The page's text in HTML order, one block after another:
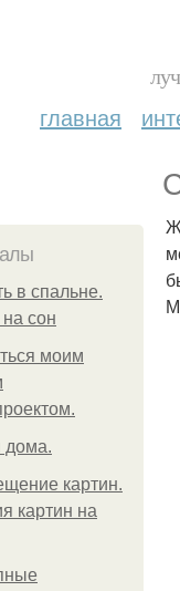
главная
в спальне.
сон
моим
дома.
картин.
картин на